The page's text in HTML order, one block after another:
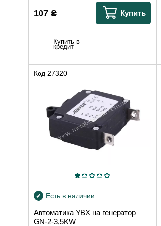
107 ₴ Купить
Купить в
кредит
Код 27320
Есть в наличии
Автоматика YBX на генератор
GN-2-3,5KW